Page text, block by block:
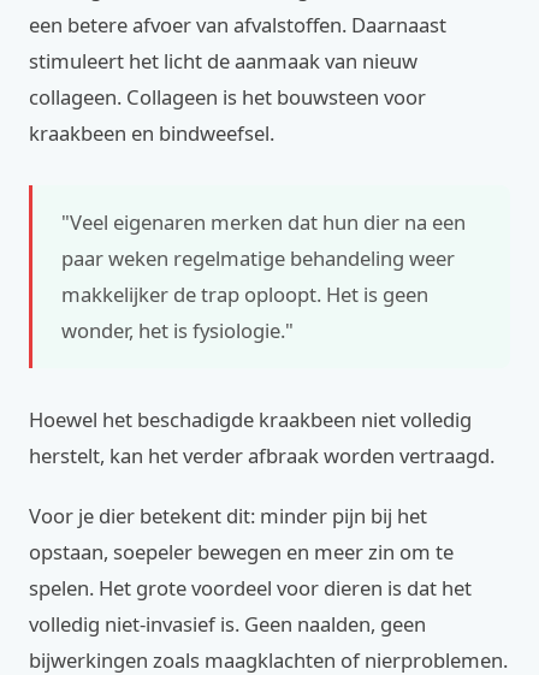
een betere afvoer van afvalstoffen. Daarnaast
stimuleert het licht de aanmaak van nieuw
collageen. Collageen is het bouwsteen voor
kraakbeen en bindweefsel.
"Veel eigenaren merken dat hun dier na een
paar weken regelmatige behandeling weer
makkelijker de trap oploopt. Het is geen
wonder, het is fysiologie."
Hoewel het beschadigde kraakbeen niet volledig
herstelt, kan het verder afbraak worden vertraagd.
Voor je dier betekent dit: minder pijn bij het
opstaan, soepeler bewegen en meer zin om te
spelen. Het grote voordeel voor dieren is dat het
volledig niet-invasief is. Geen naalden, geen
bijwerkingen zoals maagklachten of nierproblemen.